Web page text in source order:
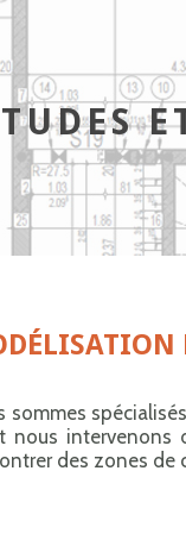
sommes
nous intervenons
des zones de